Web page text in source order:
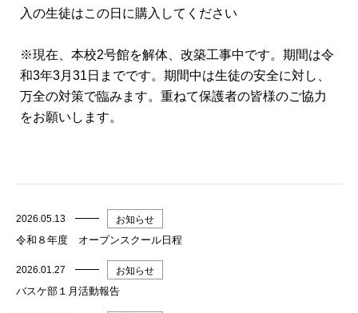
入の生徒はこの日に購入してください
※現在、本校2号館を解体、改築工事中です。期間は令
和3年3月31日までです。期間中は生徒の安全に対し、
万全の対策で臨みます。重ねて保護者の皆様のご協力
をお願いします。
2026.05.13 お知らせ
令和８年度 オープンスクール日程
2026.01.27 お知らせ
バスケ部１月活動報告